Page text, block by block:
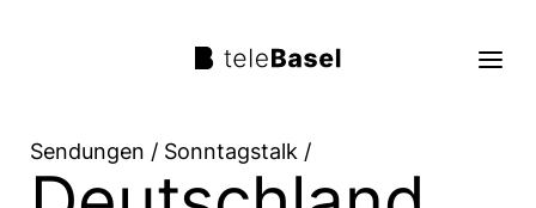
Live TV
Sendungen / Sonntagstalk /